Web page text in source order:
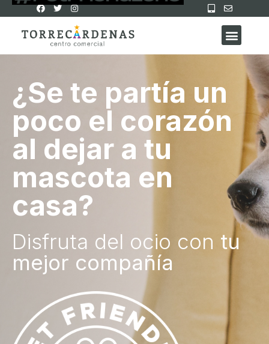
¿Se te partía un
poco el corazón
al dejar a tu
mascota en
casa?
Disfruta del ocio con tu
mejor compañía